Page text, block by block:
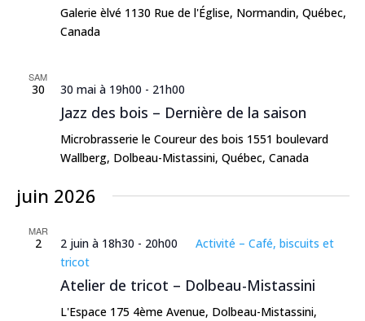
Galerie èlvé 1130 Rue de l'Église, Normandin, Québec,
Canada
SAM
30
Jazz des bois – Dernière de la saison
30 mai à 19h00 - 21h00
Microbrasserie le Coureur des bois 1551 boulevard
Wallberg, Dolbeau-Mistassini, Québec, Canada
juin 2026
MAR
2
Atelier de tricot – Dolbeau-Mistassini
2 juin à 18h30 - 20h00
Activité – Café, biscuits et
tricot
L'Espace 175 4ème Avenue, Dolbeau-Mistassini,